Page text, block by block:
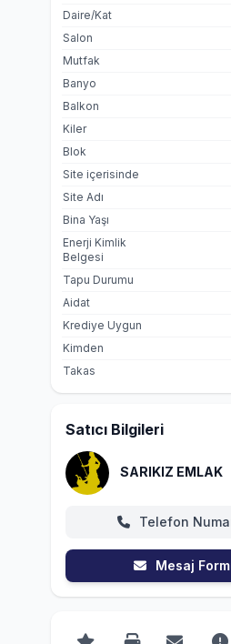
Daire/Kat
Salon
Mutfak
Banyo
Balkon
Kiler
Blok
Site içerisinde
Site Adı
Bina Yaşı
Enerji Kimlik
Belgesi
Tapu Durumu
Aidat
Krediye Uygun
Kimden
Takas
Satıcı Bilgileri
SARIKIZ EMLAK
Telefon
Mesaj